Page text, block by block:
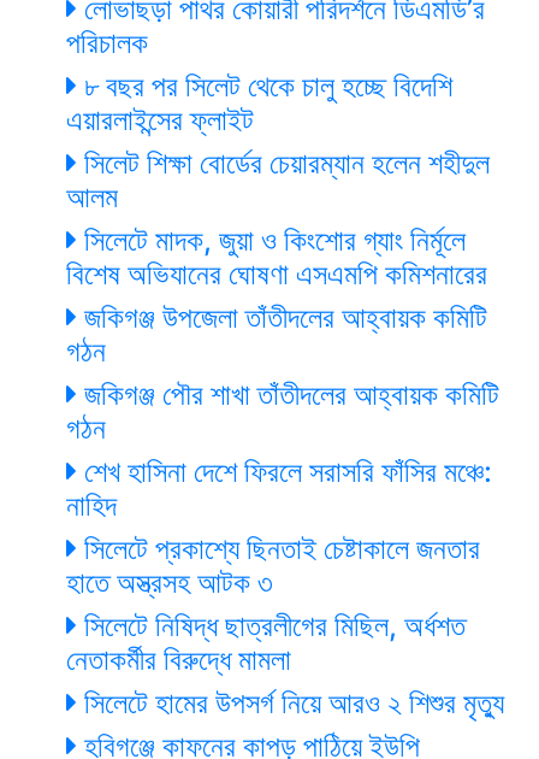
লোভাছড়া পাথর কোয়ারী পরিদর্শনে ডিএমডি’র
পরিচালক
৮ বছর পর সিলেট থেকে চালু হচ্ছে বিদেশি
এয়ারলাইন্সের ফ্লাইট
সিলেট শিক্ষা বোর্ডের চেয়ারম্যান হলেন শহীদুল
আলম
সিলেটে মাদক, জুয়া ও কিংশোর গ্যাং নির্মূলে
বিশেষ অভিযানের ঘোষণা এসএমপি কমিশনারের
জকিগঞ্জ উপজেলা তাঁতীদলের আহ্বায়ক কমিটি
গঠন
জকিগঞ্জ পৌর শাখা তাঁতীদলের আহ্বায়ক কমিটি
গঠন
শেখ হাসিনা দেশে ফিরলে সরাসরি ফাঁসির মঞ্চে:
নাহিদ
সিলেটে প্রকাশ্যে ছিনতাই চেষ্টাকালে জনতার
হাতে অস্ত্রসহ আটক ৩
সিলেটে নিষিদ্ধ ছাত্রলীগের মিছিল, অর্ধশত
নেতাকর্মীর বিরুদ্ধে মামলা
সিলেটে হামের উপসর্গ নিয়ে আরও ২ শিশুর মৃত্যু
হবিগঞ্জে কাফনের কাপড় পাঠিয়ে ইউপি